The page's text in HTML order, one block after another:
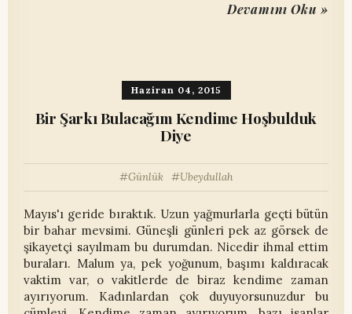
Devamını Oku »
Haziran 04, 2015
Bir Şarkı Bulacağım Kendime Hoşbulduk
Diye
Günlük Ubeydullah
Mayıs'ı geride bıraktık. Uzun yağmurlarla geçti bütün
bir bahar mevsimi. Güneşli günleri pek az görsek de
şikayetçi sayılmam bu durumdan. Nicedir ihmal ettim
buraları. Malum ya, pek yoğunum, başımı kaldıracak
vaktim var, o vakitlerde de biraz kendime zaman
ayırıyorum. Kadınlardan çok duyuyorsunuzdur bu